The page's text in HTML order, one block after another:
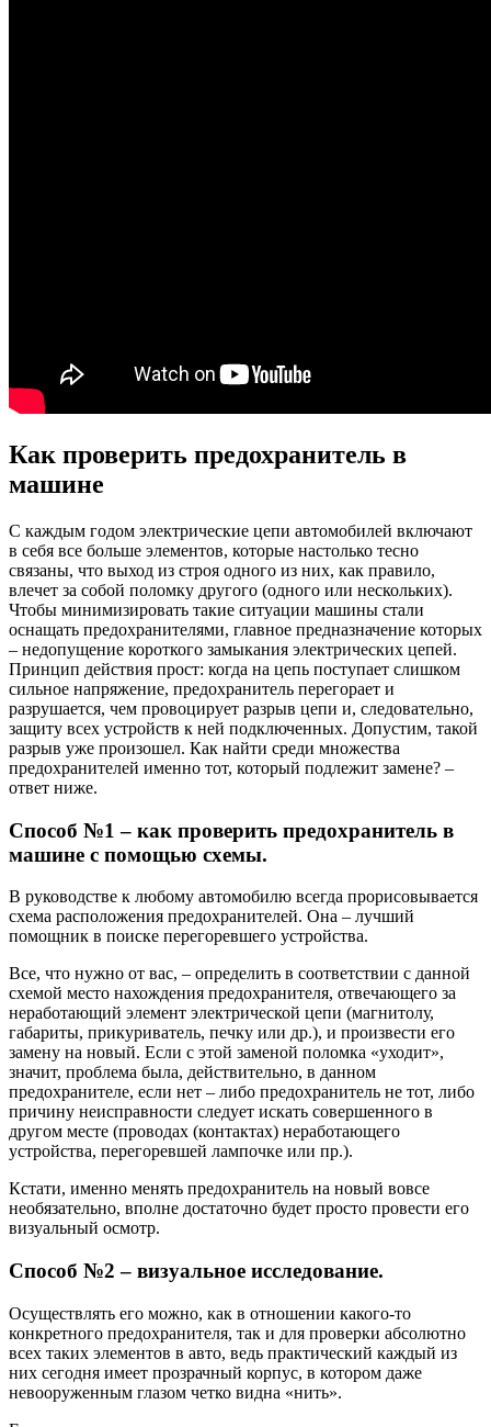
Как проверить предохранитель в
машине
С каждым годом электрические цепи автомобилей включают
в себя все больше элементов, которые настолько тесно
связаны, что выход из строя одного из них, как правило,
влечет за собой поломку другого (одного или нескольких).
Чтобы минимизировать такие ситуации машины стали
оснащать предохранителями, главное предназначение которых
– недопущение короткого замыкания электрических цепей.
Принцип действия прост: когда на цепь поступает слишком
сильное напряжение, предохранитель перегорает и
разрушается, чем провоцирует разрыв цепи и, следовательно,
защиту всех устройств к ней подключенных. Допустим, такой
разрыв уже произошел. Как найти среди множества
предохранителей именно тот, который подлежит замене? –
ответ ниже.
Способ №1 – как проверить предохранитель в
машине с помощью схемы.
В руководстве к любому автомобилю всегда прорисовывается
схема расположения предохранителей. Она – лучший
помощник в поиске перегоревшего устройства.
Все, что нужно от вас, – определить в соответствии с данной
схемой место нахождения предохранителя, отвечающего за
неработающий элемент электрической цепи (магнитолу,
габариты, прикуриватель, печку или др.), и произвести его
замену на новый. Если с этой заменой поломка «уходит»,
значит, проблема была, действительно, в данном
предохранителе, если нет – либо предохранитель не тот, либо
причину неисправности следует искать совершенного в
другом месте (проводах (контактах) неработающего
устройства, перегоревшей лампочке или пр.).
Кстати, именно менять предохранитель на новый вовсе
необязательно, вполне достаточно будет просто провести его
визуальный осмотр.
Способ №2 – визуальное исследование.
Осуществлять его можно, как в отношении какого-то
конкретного предохранителя, так и для проверки абсолютно
всех таких элементов в авто, ведь практический каждый из
них сегодня имеет прозрачный корпус, в котором даже
невооруженным глазом четко видна «нить».